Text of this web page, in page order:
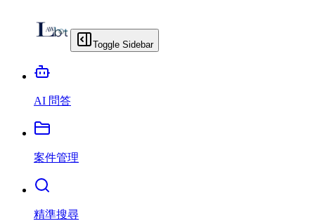
Toggle Sidebar
AI 問答
案件管理
精準搜尋